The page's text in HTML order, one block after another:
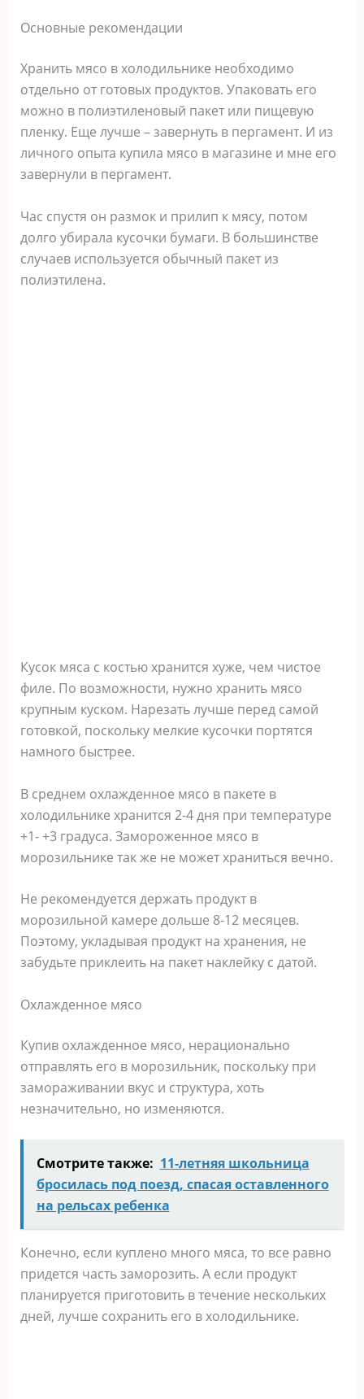
Основные рекомендации
Хранить мясо в холодильнике необходимо
отдельно от готовых продуктов. Упаковать его
можно в полиэтиленовый пакет или пищевую
пленку. Еще лучше – завернуть в пергамент. И из
личного опыта купила мясо в магазине и мне его
завернули в пергамент.
Час спустя он размок и прилип к мясу, потом
долго убирала кусочки бумаги. В большинстве
случаев используется обычный пакет из
полиэтилена.
Кусок мяса с костью хранится хуже, чем чистое
филе. По возможности, нужно хранить мясо
крупным куском. Нарезать лучше перед самой
готовкой, поскольку мелкие кусочки портятся
намного быстрее.
В среднем охлажденное мясо в пакете в
холодильнике хранится 2-4 дня при температуре
+1- +3 градуса. Замороженное мясо в
морозильнике так же не может храниться вечно.
Не рекомендуется держать продукт в
морозильной камере дольше 8-12 месяцев.
Поэтому, укладывая продукт на хранения, не
забудьте приклеить на пакет наклейку с датой.
Охлажденное мясо
Купив охлажденное мясо, нерационально
отправлять его в морозильник, поскольку при
замораживании вкус и структура, хоть
незначительно, но изменяются.
Смотрите также: 11-летняя школьница
бросилась под поезд, спасая оставленного
на рельсах ребенка
Конечно, если куплено много мяса, то все равно
придется часть заморозить. А если продукт
планируется приготовить в течение нескольких
дней, лучше сохранить его в холодильнике.